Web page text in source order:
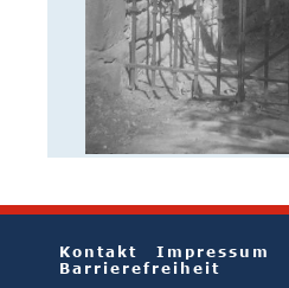
Kontakt Impressum
Barrierefreiheit